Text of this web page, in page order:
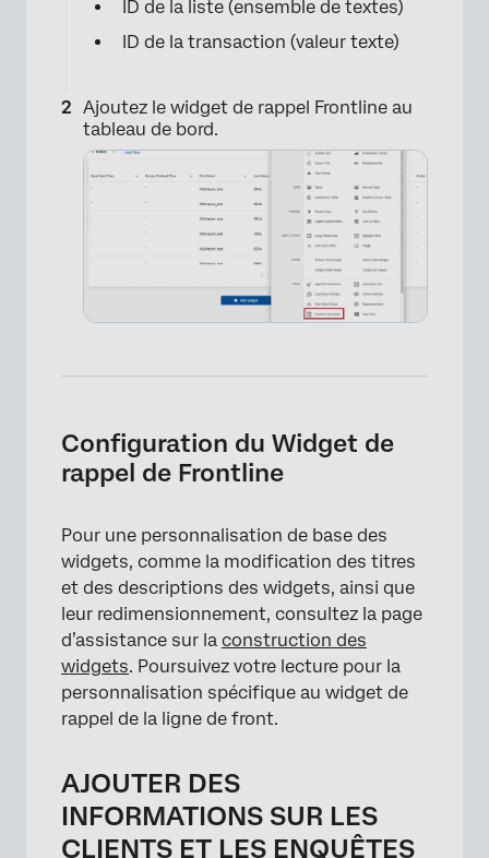
ID de la liste (ensemble de textes)
ID de la transaction (valeur texte)
Ajoutez le widget de rappel Frontline au
tableau de bord.
Configuration du Widget de
rappel de Frontline
Pour une personnalisation de base des
widgets, comme la modification des titres
et des descriptions des widgets, ainsi que
leur redimensionnement, consultez la page
d’assistance sur la construction des
widgets. Poursuivez votre lecture pour la
personnalisation spécifique au widget de
rappel de la ligne de front.
AJOUTER DES
INFORMATIONS SUR LES
CLIENTS ET LES ENQUÊTES